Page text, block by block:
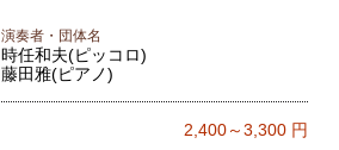
演奏者・団体名
時任和夫(ピッコロ)
藤田雅(ピアノ)
2,400～3,300円